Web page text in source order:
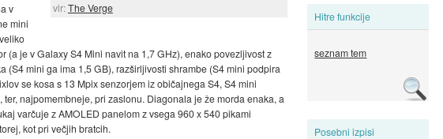
Hitre funkcije
seznam tem
Posebni izpisi
vir:The Verge
v
mini
je v Galaxy S4 Mini navit na 1,7 GHz), enako povezljivost z
mini ga ima 1,5 GB), razširljivosti shrambe (S4 mini podpira
se kosa s 13 Mpix senzorjem iz običajnega S4, S4 mini
najpomembneje, pri zaslonu. Diagonala je že morda enaka, a
varčuje z AMOLED panelom z vsega 960 x 540 pikami
kot pri večjih bratcih.